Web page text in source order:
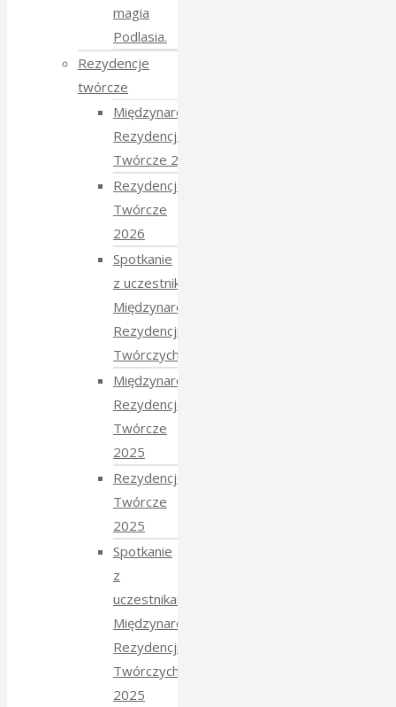
magia
Podlasia.
Rezydencje
twórcze
Międzynarodowe
Rezydencje
Twórcze 2026
Rezydencje
Twórcze
2026
Spotkanie
z uczestnikami
Międzynarodowych
Rezydencji
Twórczych 2026
Międzynarodowe
Rezydencje
Twórcze
2025
Rezydencje
Twórcze
2025
Spotkanie
z
uczestnikami
Międzynarodowych
Rezydencji
Twórczych
2025